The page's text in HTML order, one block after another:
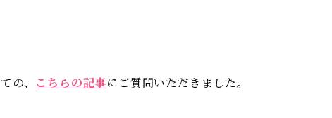
の、 こちらの記事にご質問いただきました。